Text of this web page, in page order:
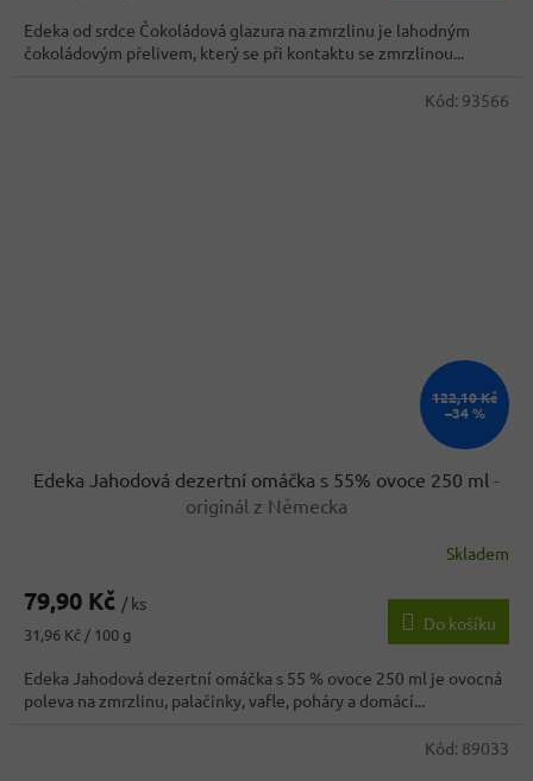
Edeka od srdce Čokoládová glazura na zmrzlinu je lahodným
čokoládovým přelivem, který se při kontaktu se zmrzlinou...
122,10 Kč
–34 %
Edeka Jahodová dezertní omáčka s 55% ovoce 250 ml -
originál z Německa
Skladem
79,90 Kč / ks
Měrná
31,96 Kč / 100 g
Do košíku
Edeka Jahodová dezertní omáčka s 55 % ovoce 250 ml je ovocná
poleva na zmrzlinu, palačinky, vafle, poháry a domácí...
Kód: 93566
Kód: 89033